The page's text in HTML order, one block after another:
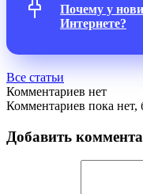
Почему у
Интернете?
Все статьи
Комментариев нет
Комментариев пока нет,
Добавить